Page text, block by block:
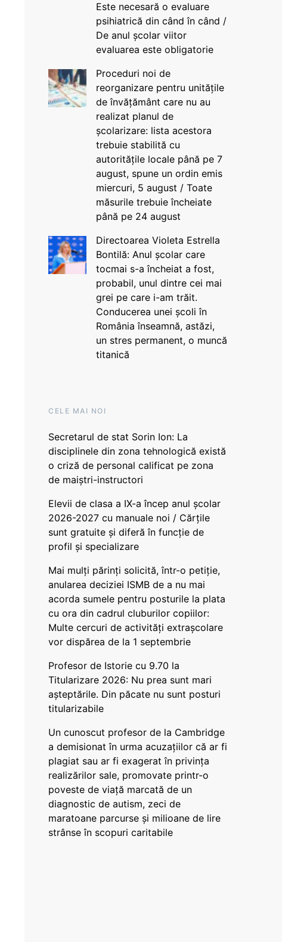
Este necesară o evaluare
psihiatrică din când în când /
De anul școlar viitor
evaluarea este obligatorie
Proceduri noi de
reorganizare pentru unitățile
de învățământ care nu au
realizat planul de
școlarizare: lista acestora
trebuie stabilită cu
autoritățile locale până pe 7
august, spune un ordin emis
miercuri, 5 august / Toate
măsurile trebuie încheiate
până pe 24 august
Directoarea Violeta Estrella
Bontilă: Anul școlar care
tocmai s-a încheiat a fost,
probabil, unul dintre cei mai
grei pe care i-am trăit.
Conducerea unei școli în
România înseamnă, astăzi,
un stres permanent, o muncă
titanică
CELE MAI NOI
Secretarul de stat Sorin Ion: La
disciplinele din zona tehnologică există
o criză de personal calificat pe zona
de maiștri-instructori
Elevii de clasa a IX-a încep anul școlar
2026-2027 cu manuale noi / Cărțile
sunt gratuite și diferă în funcție de
profil și specializare
Mai mulți părinți solicită, într-o petiție,
anularea deciziei ISMB de a nu mai
acorda sumele pentru posturile la plata
cu ora din cadrul cluburilor copiilor:
Multe cercuri de activități extrașcolare
vor dispărea de la 1 septembrie
Profesor de Istorie cu 9.70 la
Titularizare 2026: Nu prea sunt mari
așteptările. Din păcate nu sunt posturi
titularizabile
Un cunoscut profesor de la Cambridge
a demisionat în urma acuzațiilor că ar fi
plagiat sau ar fi exagerat în privința
realizărilor sale, promovate printr-o
poveste de viață marcată de un
diagnostic de autism, zeci de
maratoane parcurse și milioane de lire
strânse în scopuri caritabile